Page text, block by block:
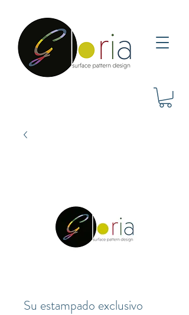
Su estampado exclusivo